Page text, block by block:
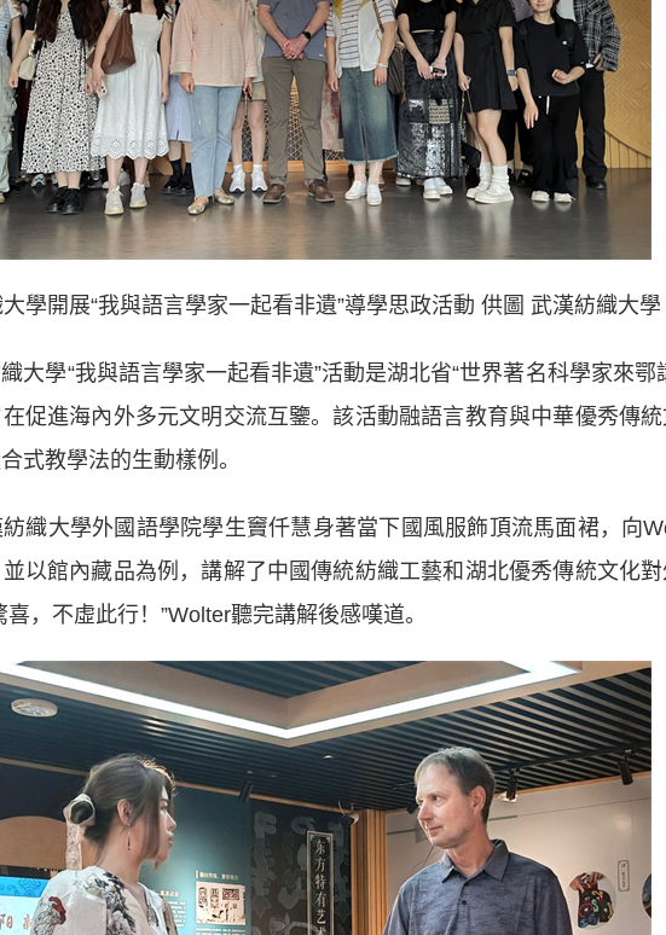
學開展“我與語言學家一起看非遺”導學思政活動 供圖 武漢紡織大學
學“我與語言學家一起看非遺”活動是湖北省“世界著名科學家來鄂
促進海內外多元文明交流互鑒。該活動融語言教育與中華優秀傳
式教學法的生動樣例。
大學外國語學院學生竇仟慧身著當下國風服飾頂流馬面裙，向
以館內藏品為例，講解了中國傳統紡織工藝和湖北優秀傳統文化
，不虛此行！”Wolter聽完講解後感嘆道。